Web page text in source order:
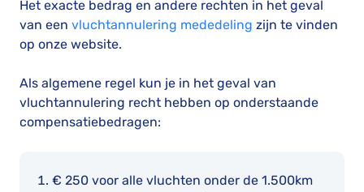
Het exacte bedrag en andere rechten in het geval
van een vluchtannulering mededeling zijn te vinden
op onze website.
Als algemene regel kun je in het geval van
vluchtannulering recht hebben op onderstaande
compensatiebedragen:
€ 250 voor alle vluchten onder de 1.500km